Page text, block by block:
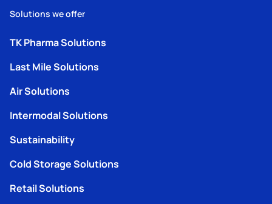
Solutions we offer
TK Pharma Solutions
Last Mile Solutions
Air Solutions
Intermodal Solutions
Sustainability
Cold Storage Solutions
Retail Solutions